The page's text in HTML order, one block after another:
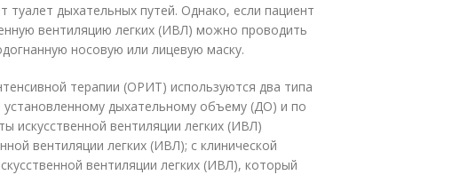
туалет дыхательных путей. Однако, если пациент
вентиляцию легких (ИВЛ) можно проводить
носовую или лицевую маску.
терапии (ОРИТ) используются два типа
дыхательному объему (ДО) и по
искусственной вентиляции легких (ИВЛ)
вентиляции легких (ИВЛ); с клинической
вентиляции легких (ИВЛ), который